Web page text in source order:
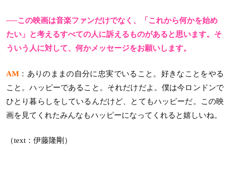
──この映画は音楽ファンだけでなく、「これから何かを始め
たい」と考えるすべての人に訴えるものがあると思います。そ
ういう人に対して、何かメッセージをお願いします。
AM ：ありのままの自分に忠実でいること。好きなことをやる
こと。ハッピーであること。それだけだよ。僕は今ロンドンで
ひとり暮らしをしているんだけど、とてもハッピーだ。この映
画を見てくれたみんなもハッピーになってくれると嬉しいね。
（text：伊藤隆剛）